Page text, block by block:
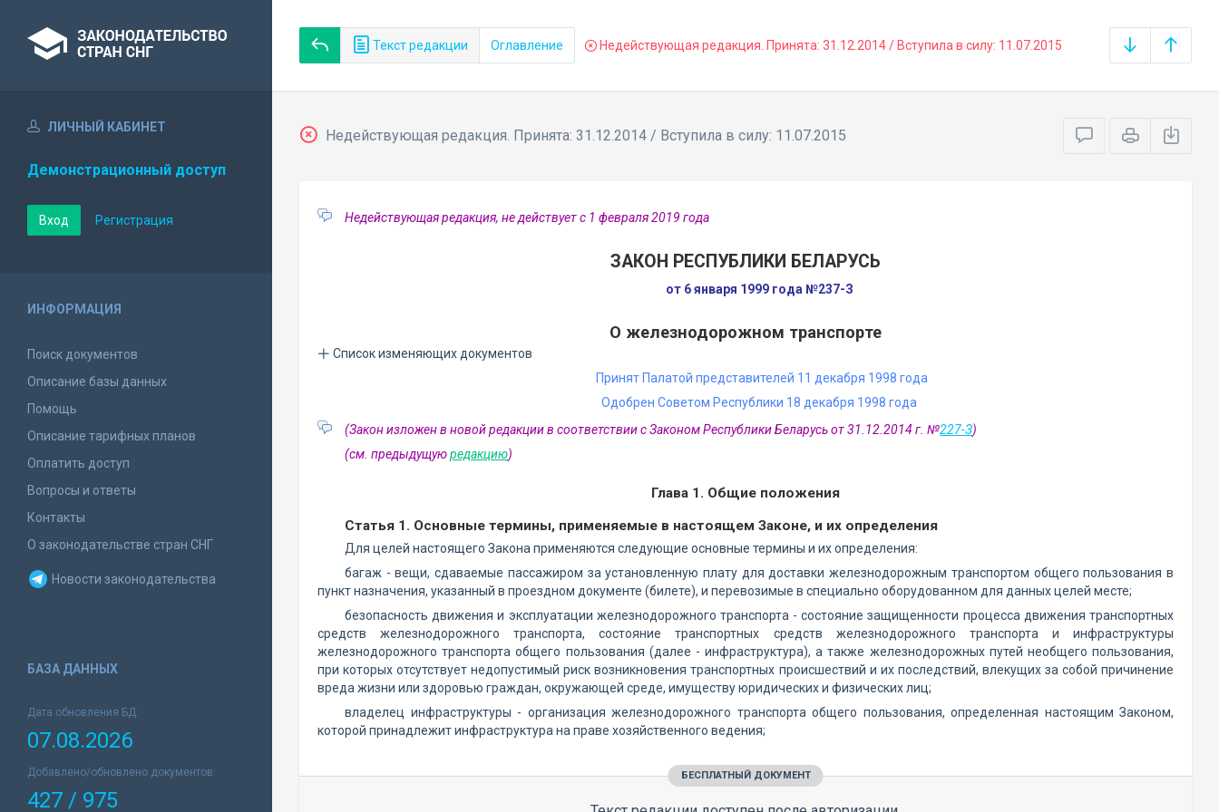
Текст редакции Оглавление Недействующая редакция. Принята: 31.12.2014 / Вступила в силу: 11.07.2015
ЛИЧНЫЙ КАБИНЕТ
Демонстрационный доступ
Вход Регистрация
ИНФОРМАЦИЯ
Поиск документов
Описание базы данных
Помощь
Описание тарифных планов
Оплатить доступ
Вопросы и ответы
Контакты
О законодательстве стран СНГ
Новости законодательства
БАЗА ДАННЫХ
Дата обновления БД:
07.08.2026
Добавлено/обновлено документов:
427 / 975
Недействующая редакция. Принята: 31.12.2014 / Вступила в силу: 11.07.2015
Недействующая редакция, не действует с 1 февраля 2019 года
ЗАКОН РЕСПУБЛИКИ БЕЛАРУСЬ
от 6 января 1999 года №237-З
О железнодорожном транспорте
Список изменяющих документов
Принят Палатой представителей 11 декабря 1998 года
Одобрен Советом Республики 18 декабря 1998 года
(Закон изложен в новой редакции в соответствии с Законом Республики Беларусь от 31.12.2014 г. №227-З)
(см. предыдущуюредакцию)
Глава 1. Общие положения
Статья 1. Основные термины, применяемые в настоящем Законе, и их определения
Для целей настоящего Закона применяются следующие основные термины и их определения:
багаж - вещи, сдаваемые пассажиром за установленную плату для доставки железнодорожным транспортом общего пользования в
пункт назначения, указанный в проездном документе (билете), и перевозимые в специально оборудованном для данных целей месте;
безопасность движения и эксплуатации железнодорожного транспорта - состояние защищенности процесса движения транспортных
средств железнодорожного транспорта, состояние транспортных средств железнодорожного транспорта и инфраструктуры
железнодорожного транспорта общего пользования (далее - инфраструктура), а также железнодорожных путей необщего пользования,
при которых отсутствует недопустимый риск возникновения транспортных происшествий и их последствий, влекущих за собой причинение
вреда жизни или здоровью граждан, окружающей среде, имуществу юридических и физических лиц;
владелец инфраструктуры - организация железнодорожного транспорта общего пользования, определенная настоящим Законом,
которой принадлежит инфраструктура на праве хозяйственного ведения;
БЕСПЛАТНЫЙ ДОКУМЕНТ